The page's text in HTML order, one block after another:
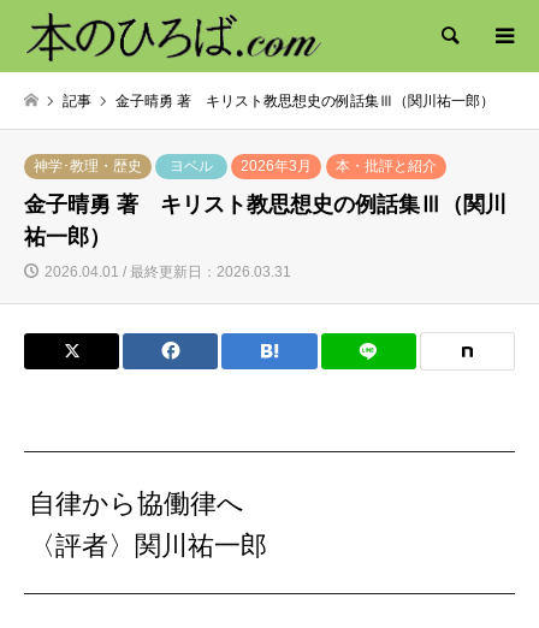
検索
記事 金子晴勇 著 キリスト教思想史の例話集Ⅲ（関川祐一郎）
神学･教理・歴史 ヨベル 2026年3月 本・批評と紹介
金子晴勇 著 キリスト教思想史の例話集Ⅲ（関川
祐一郎）
2026.04.01 / 最終更新日：2026.03.31
自律から協働律へ
〈評者〉関川祐一郎